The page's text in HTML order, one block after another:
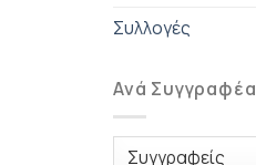
Συλλογές
Ανά Συγγραφέα